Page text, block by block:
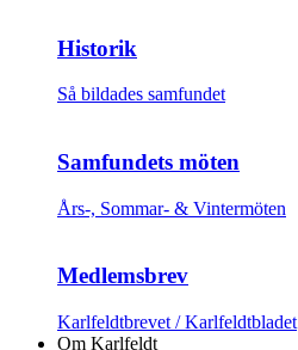
Historik
Så bildades samfundet
Samfundets möten
Års-, Sommar- & Vintermöten
Medlemsbrev
Karlfeldtbrevet / Karlfeldtbladet
Om Karlfeldt